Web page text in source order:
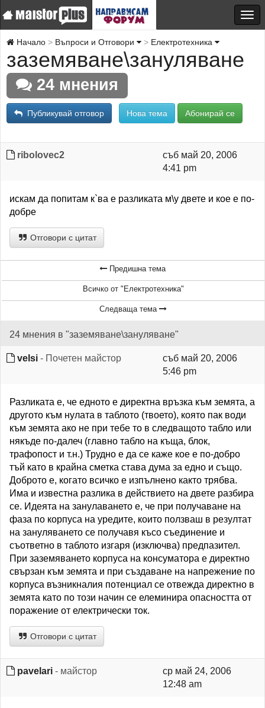
Начало Въпроси и Отговори Електротехника
заземяване\зануляване
24 мнения
Публикувай отговор Нова тема Абонирай се
ribolovec2
съб май 20, 2006
4:41 pm
искам да попитам к`ва е разликата м\у двете и кое е по-
добре
Отговори с цитат
Предишна тема
Всичко от "Електротехника"
Следваща тема
24 мнения в "заземяване\зануляване"
velsi - Почетен майстор
съб май 20, 2006
5:46 pm
Разликата е, че едното е директна връзка към земята, а
другото към нулата в таблото (твоето), която пак води
към земята ако не при тебе то в следващото табло или
някъде по-далеч (главно табло на къща, блок,
трафопост и т.н.) Трудно е да се каже кое е по-добро
тъй като в крайна сметка става дума за едно и също.
Доброто е, когато всичко е изпълнено както трябва.
Има и известна разлика в действието на двете разбира
се. Идеята на занулаването е, че при получаване на
фаза по корпуса на уредите, които ползваш в резултат
на зануляването се получавя късо съединение и
съответно в таблото изгаря (изключва) предпазител.
При заземяването корпуса на консуматора е директно
свързан към земята и при създаване на напрежение по
корпуса възникналия потенциал се отвежда директно в
земята като по този начин се елеминира опасността от
поражение от електрически ток.
Отговори с цитат
pavelari - майстор
ср май 24, 2006
12:48 am